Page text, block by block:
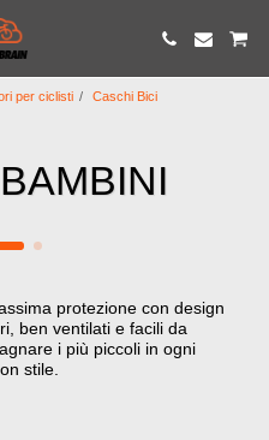
per ciclisti
Caschi Bici
protezione con design
ben ventilati e facili da
i più piccoli in ogni
stile.